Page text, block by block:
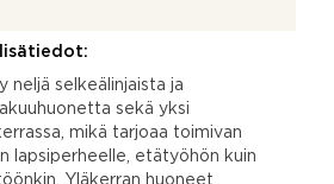
lisätiedot:
neljä selkeälinjaista ja
sekä yksi
mikä tarjoaa toimivan
lapsiperheelle, etätyöhön kuin
Yläkerran huoneet